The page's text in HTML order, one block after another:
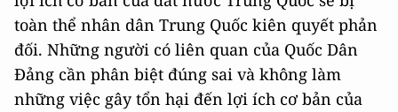
toàn thể nhân dân Trung Quốc kiên quyết phản
đối. Những người có liên quan của Quốc Dân
Đảng cần phân biệt đúng sai và không làm
những việc gây tổn hại đến lợi ích cơ bản của